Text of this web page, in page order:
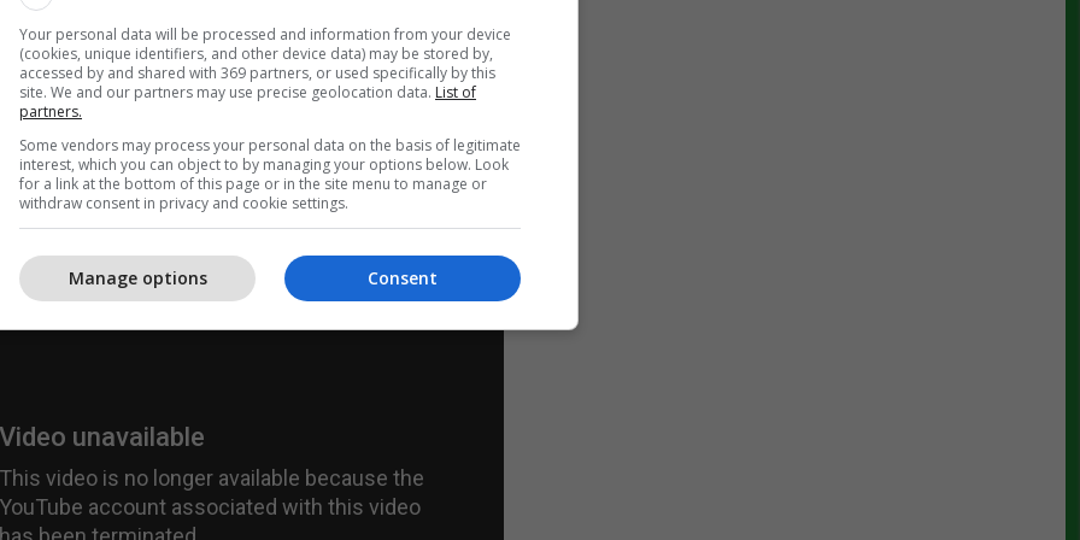
27 pikë ishte më efikasi tek skuadra mysafire,
ishin të mjaftueshme për fitore.
katër mes dy skuadrave do të zhvillohet në
tani janë në epërsi 2-1.
ka marrë edhe Golden State Warriors që ka
Grizzlies me 30 pikë epërsi 142:112 për të
2-1./Telegrafi/
Your personal data will be processed and information from your device
(cookies, unique identifiers, and other device data) may be stored by,
accessed by and shared with 369 partners, or used specifically by this
site. We and our partners may use precise geolocation data. List of
partners.
Some vendors may process your personal data on the basis of legitimate
interest, which you can object to by managing your options below. Look
for a link at the bottom of this page or in the site menu to manage or
withdraw consent in privacy and cookie settings.
Consent
Manage options